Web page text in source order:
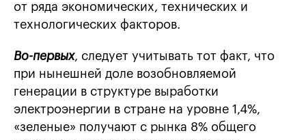
от ряда экономических, технических и
технологических факторов.
Во-первых, следует учитывать тот факт, что
при нынешней доле возобновляемой
генерации в структуре выработки
электроэнергии в стране на уровне 1,4%,
«зеленые» получают с рынка 8% общего